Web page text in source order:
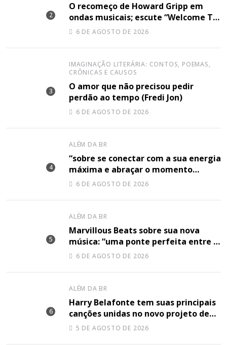
O recomeço de Howard Gripp em
ondas musicais; escute “Welcome To
Your Life”
6 DE AGOSTO DE 2026
IMAGINAÇÃO LITERÁRIA: CONTOS, POEMAS,
CRÔNICAS E CAUSOS
O amor que não precisou pedir
perdão ao tempo (Fredi Jon)
6 DE AGOSTO DE 2026
ALÉM DA BR
“sobre se conectar com a sua energia
máxima e abraçar o momento
plenamente”, disse Shery M sobre
6 DE AGOSTO DE 2026
ALÉM DA BR
Marvillous Beats sobre sua nova
música: “uma ponte perfeita entre o
hip-hop underground e a elegância
6 DE AGOSTO DE 2026
ALÉM DA BR
Harry Belafonte tem suas principais
canções unidas no novo projeto de
Sir5 DE AGOSTO DE 2026